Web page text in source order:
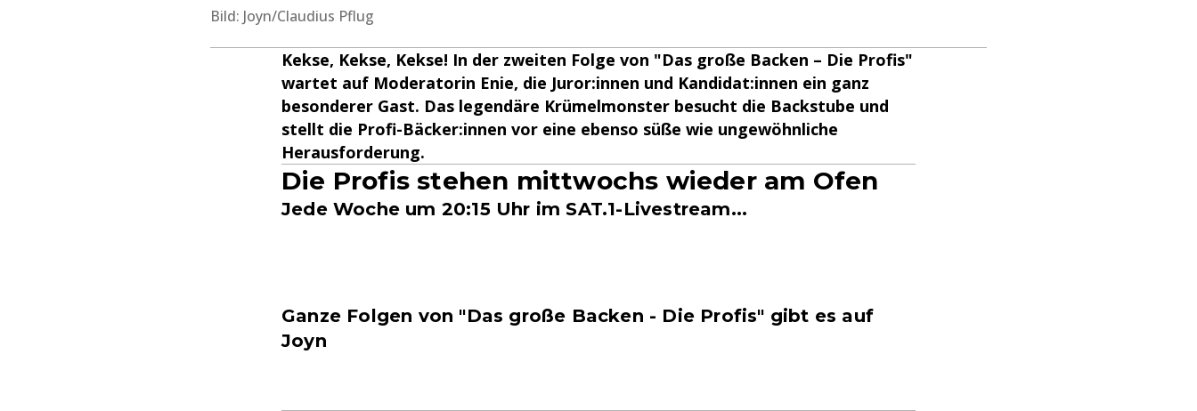
Bild: Joyn/Claudius Pflug
Kekse, Kekse, Kekse! In der zweiten Folge von "Das große Backen – Die Profis"
wartet auf Moderatorin Enie, die Juror:innen und Kandidat:innen ein ganz
besonderer Gast. Das legendäre Krümelmonster besucht die Backstube und
stellt die Profi-Bäcker:innen vor eine ebenso süße wie ungewöhnliche
Herausforderung.
Die Profis stehen mittwochs wieder am Ofen
Jede Woche um 20:15 Uhr im SAT.1-Livestream...
Ganze Folgen von "Das große Backen - Die Profis" gibt es auf
Joyn